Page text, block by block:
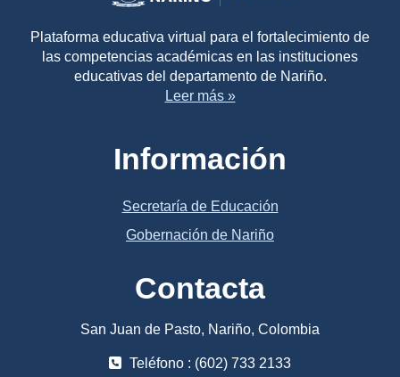
Plataforma educativa virtual para el fortalecimiento de
las competencias académicas en las instituciones
educativas del departamento de Nariño.
Leer más »
Información
Secretaría de Educación
Gobernación de Nariño
Contacta
San Juan de Pasto, Nariño, Colombia
Teléfono : (602) 733 2133